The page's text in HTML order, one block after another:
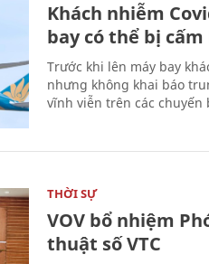
Khách nhiễm
bay có thể bị
Trước khi lên máy bay
nhưng không khai báo
vĩnh viễn trên các chuyến
THỜI SỰ
VOV bổ nhiệm
thuật số VTC